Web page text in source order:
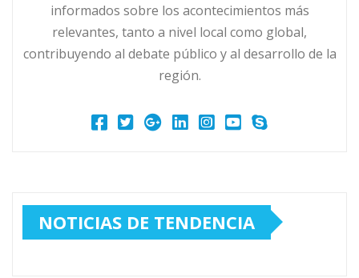
informados sobre los acontecimientos más
relevantes, tanto a nivel local como global,
contribuyendo al debate público y al desarrollo de la
región.
NOTICIAS DE TENDENCIA